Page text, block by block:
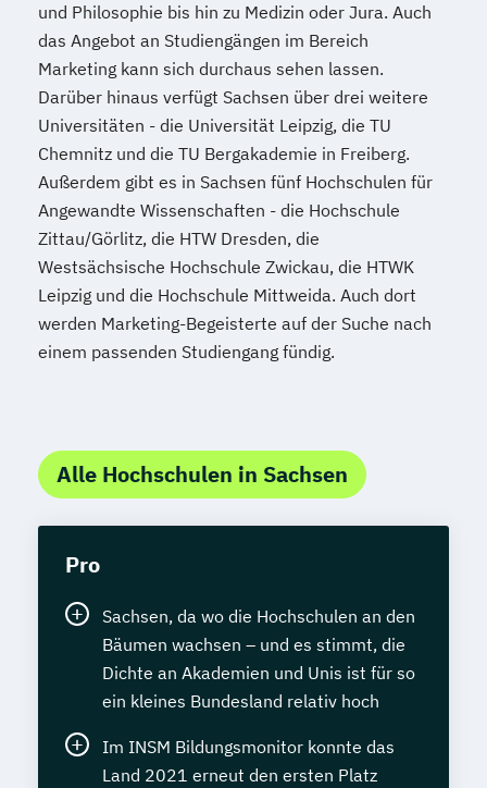
und Philosophie bis hin zu Medizin oder Jura. Auch
das Angebot an Studiengängen im Bereich
Marketing kann sich durchaus sehen lassen.
Darüber hinaus verfügt Sachsen über drei weitere
Universitäten - die Universität Leipzig, die TU
Chemnitz und die TU Bergakademie in Freiberg.
Außerdem gibt es in Sachsen fünf Hochschulen für
Angewandte Wissenschaften - die Hochschule
Zittau/Görlitz, die HTW Dresden, die
Westsächsische Hochschule Zwickau, die HTWK
Leipzig und die Hochschule Mittweida. Auch dort
werden Marketing-Begeisterte auf der Suche nach
einem passenden Studiengang fündig.
Alle Hochschulen in Sachsen
Pro
Sachsen, da wo die Hochschulen an den
Bäumen wachsen – und es stimmt, die
Dichte an Akademien und Unis ist für so
ein kleines Bundesland relativ hoch
Im INSM Bildungsmonitor konnte das
Land 2021 erneut den ersten Platz